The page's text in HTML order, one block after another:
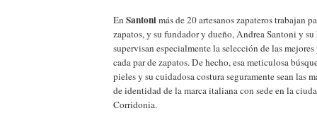
En Santonimás de 20 artesanos zapateros trabajan
zapatos, y su fundador y dueño, Andrea Santoni y
supervisan especialmente la selección de las
cada par de zapatos. De hecho, esa meticulosa
pieles y su cuidadosa costura seguramente sean las
de identidad de la marca italiana con sede en la
Corridonia.